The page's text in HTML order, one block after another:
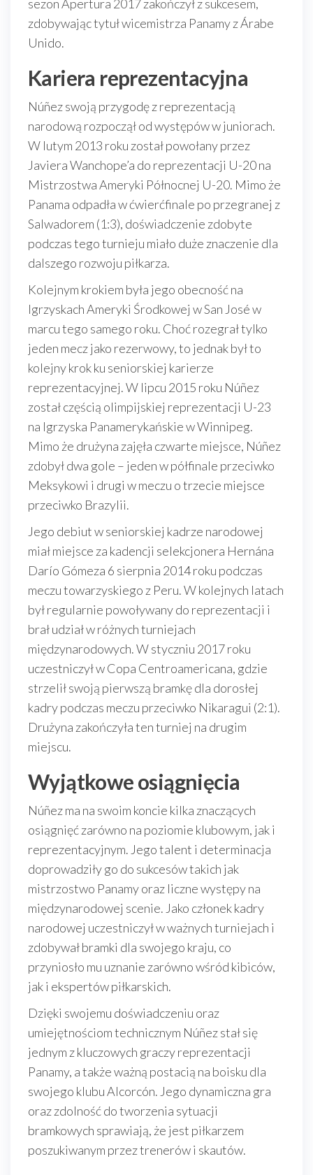
sezon Apertura 2017 zakończył z sukcesem,
zdobywając tytuł wicemistrza Panamy z Árabe
Unido.
Kariera reprezentacyjna
Núñez swoją przygodę z reprezentacją
narodową rozpoczął od występów w juniorach.
W lutym 2013 roku został powołany przez
Javiera Wanchope’a do reprezentacji U-20 na
Mistrzostwa Ameryki Północnej U-20. Mimo że
Panama odpadła w ćwierćfinale po przegranej z
Salwadorem (1:3), doświadczenie zdobyte
podczas tego turnieju miało duże znaczenie dla
dalszego rozwoju piłkarza.
Kolejnym krokiem była jego obecność na
Igrzyskach Ameryki Środkowej w San José w
marcu tego samego roku. Choć rozegrał tylko
jeden mecz jako rezerwowy, to jednak był to
kolejny krok ku seniorskiej karierze
reprezentacyjnej. W lipcu 2015 roku Núñez
został częścią olimpijskiej reprezentacji U-23
na Igrzyska Panamerykańskie w Winnipeg.
Mimo że drużyna zajęła czwarte miejsce, Núñez
zdobył dwa gole – jeden w półfinale przeciwko
Meksykowi i drugi w meczu o trzecie miejsce
przeciwko Brazylii.
Jego debiut w seniorskiej kadrze narodowej
miał miejsce za kadencji selekcjonera Hernána
Darío Gómeza 6 sierpnia 2014 roku podczas
meczu towarzyskiego z Peru. W kolejnych latach
był regularnie powoływany do reprezentacji i
brał udział w różnych turniejach
międzynarodowych. W styczniu 2017 roku
uczestniczył w Copa Centroamericana, gdzie
strzelił swoją pierwszą bramkę dla dorosłej
kadry podczas meczu przeciwko Nikaragui (2:1).
Drużyna zakończyła ten turniej na drugim
miejscu.
Wyjątkowe osiągnięcia
Núñez ma na swoim koncie kilka znaczących
osiągnięć zarówno na poziomie klubowym, jak i
reprezentacyjnym. Jego talent i determinacja
doprowadziły go do sukcesów takich jak
mistrzostwo Panamy oraz liczne występy na
międzynarodowej scenie. Jako członek kadry
narodowej uczestniczył w ważnych turniejach i
zdobywał bramki dla swojego kraju, co
przyniosło mu uznanie zarówno wśród kibiców,
jak i ekspertów piłkarskich.
Dzięki swojemu doświadczeniu oraz
umiejętnościom technicznym Núñez stał się
jednym z kluczowych graczy reprezentacji
Panamy, a także ważną postacią na boisku dla
swojego klubu Alcorcón. Jego dynamiczna gra
oraz zdolność do tworzenia sytuacji
bramkowych sprawiają, że jest piłkarzem
poszukiwanym przez trenerów i skautów.